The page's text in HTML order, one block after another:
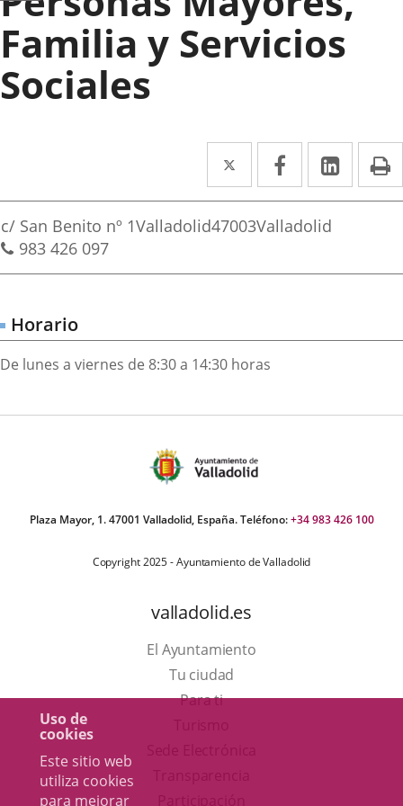
Uso de
cookies
Este sitio web
utiliza cookies
para mejorar
Familia y Servicios
Sociales
Twitter
Enlace
a
una
externa.
Facebook
Enlace
a
una
externa.
Enlace
a
Dirección
postal
c/ San Benito nº 1Valladolid47003Valladolid
Teléfonos
983 426 097
Horario
De lunes a viernes de 8:30 a 14:30 horas
Plaza Mayor, 1. 47001 Valladolid, España. Teléfono:+34 983 426 100
Copyright 2025 - Ayuntamiento de Valladolid
valladolid.es
El Ayuntamiento
Tu ciudad
Para ti